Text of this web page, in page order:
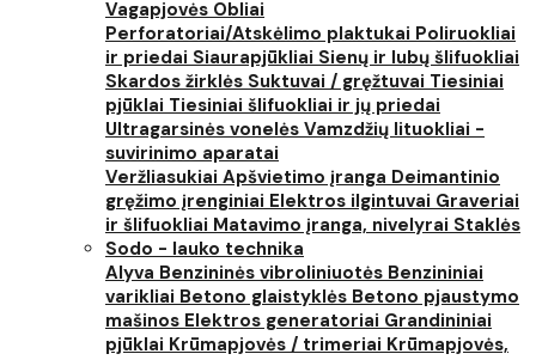
Vagapjovės Obliai
Perforatoriai/Atskėlimo plaktukai Poliruokliai
ir priedai Siaurapjūkliai Sienų ir lubų šlifuokliai
Skardos žirklės Suktuvai / gręžtuvai Tiesiniai
pjūklai Tiesiniai šlifuokliai ir jų priedai
Ultragarsinės vonelės Vamzdžių lituokliai -
suvirinimo aparatai
Veržliasukiai Apšvietimo įranga Deimantinio
gręžimo įrenginiai Elektros ilgintuvai Graveriai
ir šlifuokliai Matavimo įranga, nivelyrai Staklės
Sodo - lauko technika
Alyva Benzininės vibroliniuotės Benzininiai
varikliai Betono glaistyklės Betono pjaustymo
mašinos Elektros generatoriai Grandininiai
pjūklai Krūmapjovės / trimeriai Krūmapjovės,